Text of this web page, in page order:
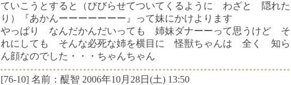
ていこうとすると（びびらせてついてくるように わざと 隠れた
り）『あかんーーーーーーー』って妹にかけよります
やっぱり なんだかんだいっても 姉妹ダナーーって思うけど そ
れにしても そんな必死な姉を横目に 怪獣ちゃんは 全く 知ら
ん顔なのでした・・・ちゃんちゃん
[76-10] 名前：醍智 2006年10月28日(土) 13:50